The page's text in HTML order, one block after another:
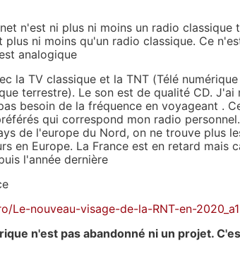
n'est ni plus ni moins un radio classique
plus ni moins qu'un radio classique. Ce
analogique
la TV classique et la TNT (Télé
terrestre). Le son est de qualité CD.
besoin de la fréquence en voyageant .
qui correspond mon radio
de l'europe du Nord, on ne trouve plus
en Europe. La France est en retard mais
l'année dernière
Le-nouveau-visage-de-la-RNT-en-
n'est pas abandonné ni un projet.